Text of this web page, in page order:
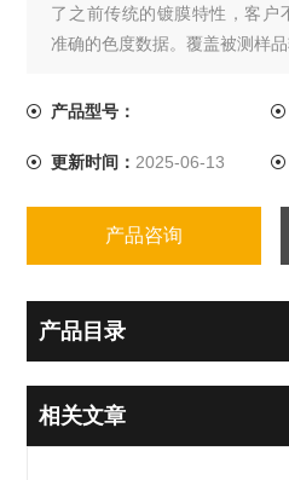
了之前传统的镀膜特性，客户
准确的色度数据。覆盖被测样品
产品型号：
更新时间： 2025-06-13
产品咨询
产品目录
相关文章